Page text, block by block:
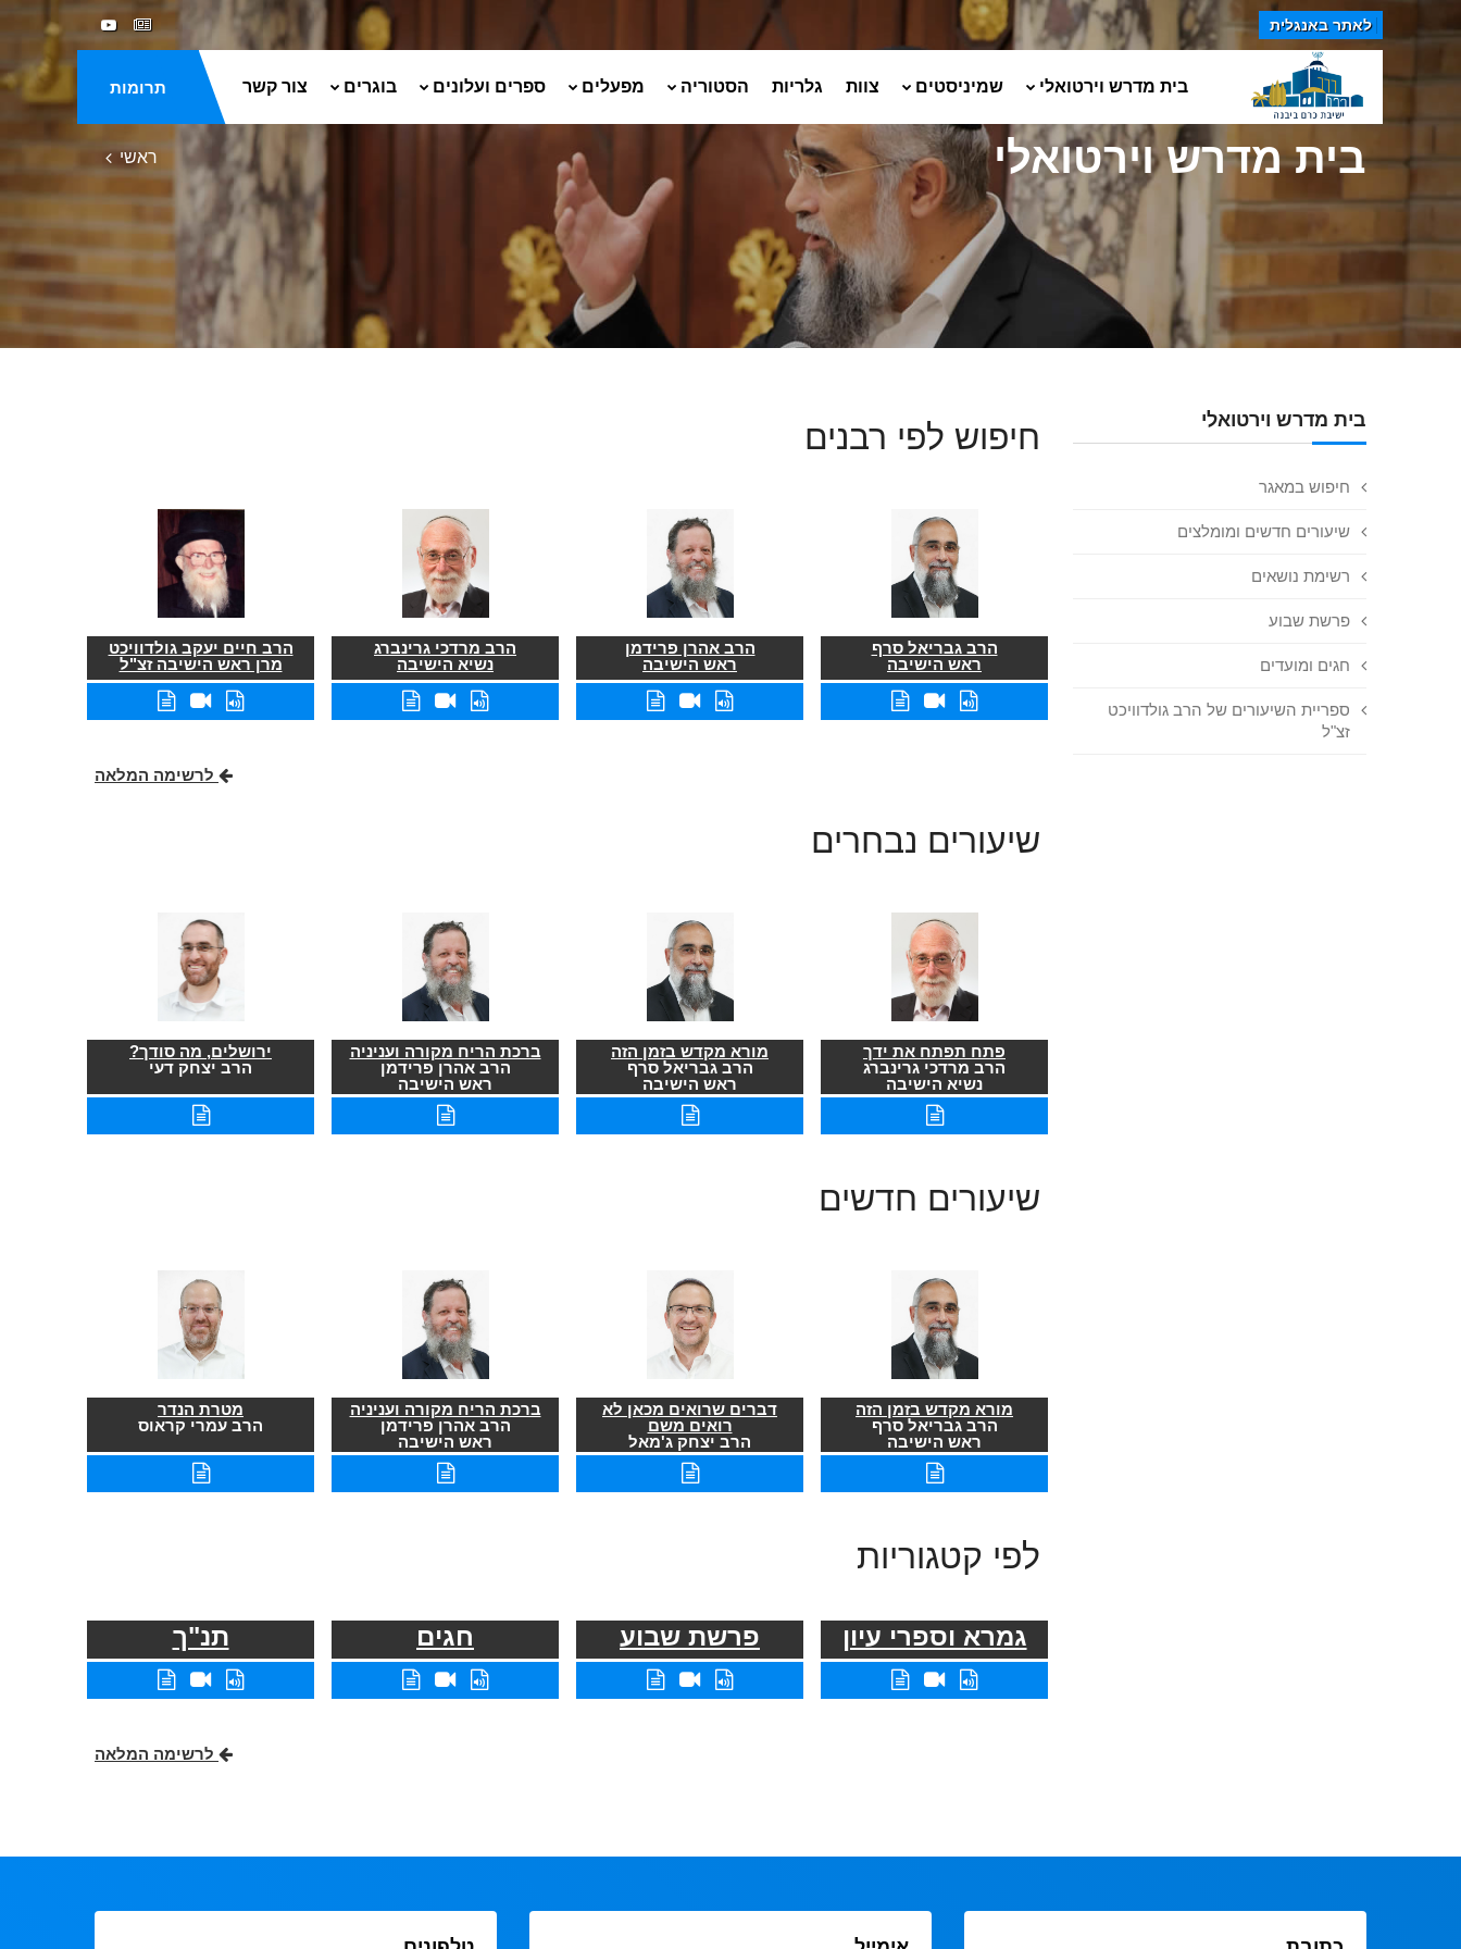
לאתר באנגלית
תרומות בית מדרש וירטואלי שמיניסטים צוות גלריות הסטוריה מפעלים ספרים ועלונים בוגרים צור קשר
בית מדרש וירטואלי ראשי
בית מדרש וירטואלי
חיפוש במאגר
שיעורים חדשים ומומלצים
רשימת נושאים
פרשת שבוע
חגים ומועדים
ספריית השיעורים של הרב גולדוויכט
זצ"ל
חיפוש לפי רבנים
הרב גבריאל סרף
ראש הישיבה
הרב אהרן פרידמן
ראש הישיבה
הרב מרדכי גרינברג
נשיא הישיבה
הרב חיים יעקב גולדוויכט
מרן ראש הישיבה זצ"ל
לרשימה המלאה
שיעורים נבחרים
פתח תפתח את ידך
הרב מרדכי גרינברג
נשיא הישיבה
מורא מקדש בזמן הזה
הרב גבריאל סרף
ראש הישיבה
ברכת הריח מקורה ועניניה
הרב אהרן פרידמן
ראש הישיבה
ירושלים, מה סודך?
הרב יצחק דעי
שיעורים חדשים
מורא מקדש בזמן הזה
הרב גבריאל סרף
ראש הישיבה
דברים שרואים מכאן לא
רואים משם
הרב יצחק ג'מאל
ברכת הריח מקורה ועניניה
הרב אהרן פרידמן
ראש הישיבה
מטרת הנדר
הרב עמרי קראוס
לפי קטגוריות
גמרא וספרי עיון פרשת שבוע חגים תנ"ך
לרשימה המלאה